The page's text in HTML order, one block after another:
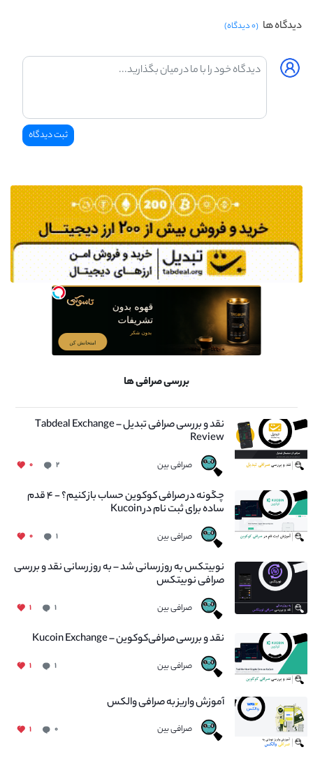
دیدگاه ها (۰ دیدگاه)
بررسی صرافی ها
نقد و بررسی صرافی تبدیل – Tabdeal Exchange
Review
صرافی بین ۲ ۰
چگونه در صرافی کوکوین حساب باز کنیم؟ - ۴ قدم
ساده برای ثبت نام در Kucoin
صرافی بین ۱ ۰
نوبیتکس به روزرسانی شد – به روز رسانی نقد و بررسی
صرافی نوبیتکس
صرافی بین ۱ ۱
نقد و بررسی صرافی‌کوکوین – Kucoin Exchange
صرافی بین ۱ ۱
آموزش واریز به صرافی والکس
صرافی بین ۰ ۱